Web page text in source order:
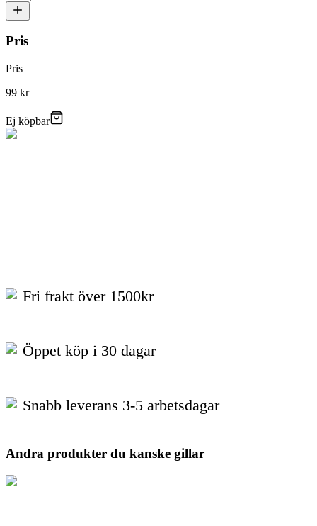
Pris
Pris
99 kr
Ej köpbar
Fri frakt över 1500kr
Öppet köp i 30 dagar
Snabb leverans 3-5 arbetsdagar
Andra produkter du kanske gillar